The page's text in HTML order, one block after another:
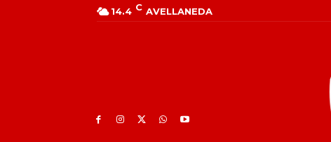
14.4 C AVELLANEDA